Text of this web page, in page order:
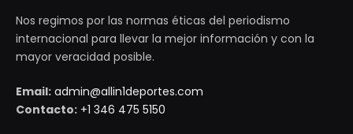
Nos regimos por las normas éticas del periodismo
internacional para llevar la mejor información y con la
mayor veracidad posible.
Email: admin@allin1deportes.com
Contacto: +1 346 475 5150